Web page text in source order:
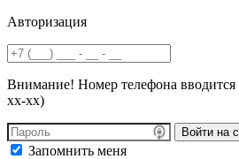
Авторизация
Внимание! Номер телефона
хх-хх)
Войти на
Запомнить меня